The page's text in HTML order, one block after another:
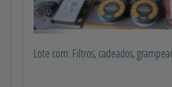
Lote com: Filtros, cadeados,